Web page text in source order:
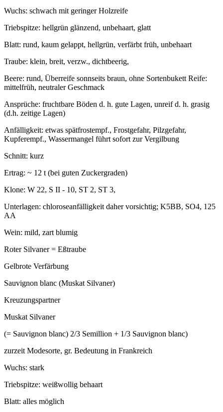
Wuchs: schwach mit geringer Holzreife
Triebspitze: hellgrün glänzend, unbehaart, glatt
Blatt: rund, kaum gelappt, hellgrün, verfärbt früh, unbehaart
Traube: klein, breit, verzw., dichtbeerig,
Beere: rund, Überreife sonnseits braun, ohne Sortenbukett Reife:
mittelfrüh, neutraler Geschmack
Ansprüche: fruchtbare Böden d. h. gute Lagen, unreif d. h. grasig
(d.h. zeitige Lagen)
Anfälligkeit: etwas spätfrostempf., Frostgefahr, Pilzgefahr,
Kupferempf., Wassermangel führt sofort zur Vergilbung
Schnitt: kurz
Ertrag: ~ 12 t (bei guten Zuckergraden)
Klone: W 22, S II - 10, ST 2, ST 3,
Unterlagen: chloroseanfälligkeit daher vorsichtig; K5BB, SO4, 125
AA
Wein: mild, zart blumig
Roter Silvaner = Eßtraube
Gelbrote Verfärbung
Sauvignon blanc (Muskat Silvaner)
Kreuzungspartner
Muskat Silvaner
(= Sauvignon blanc) 2/3 Semillion + 1/3 Sauvignon blanc)
zurzeit Modesorte, gr. Bedeutung in Frankreich
Wuchs: stark
Triebspitze: weißwollig behaart
Blatt: alles möglich